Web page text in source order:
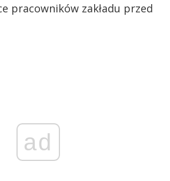
pracowników zakładu przed
ad